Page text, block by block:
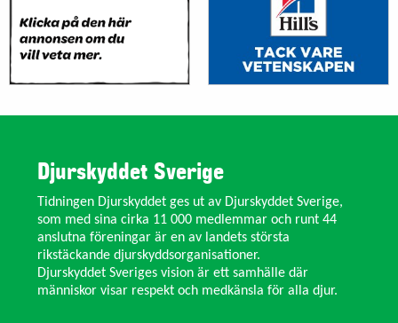
Djurskyddet Sverige
Tidningen Djurskyddet ges ut av Djurskyddet Sverige,
som med sina cirka 11 000 medlemmar och runt 44
anslutna föreningar är en av landets största
rikstäckande djurskyddsorganisationer.
Djurskyddet Sveriges vision är ett samhälle där
människor visar respekt och medkänsla för alla djur.